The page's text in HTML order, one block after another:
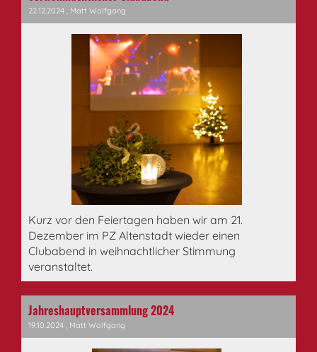
22.12.2024 , Matt Wolfgang
Kurz vor den Feiertagen haben wir am 21.
Dezember im PZ Altenstadt wieder einen
Clubabend in weihnachtlicher Stimmung
veranstaltet.
Jahreshauptversammlung 2024
19.10.2024 , Matt Wolfgang